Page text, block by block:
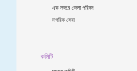
এক নজরে জেলা পরিষদ
নাগরিক সেবা
কমিটি